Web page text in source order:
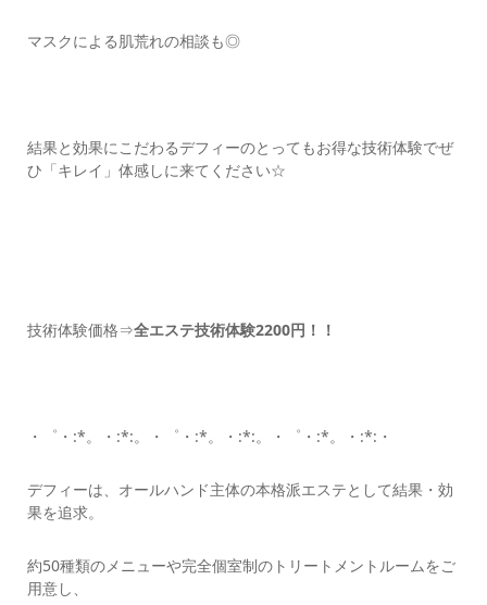
マスクによる肌荒れの相談も◎
結果と効果にこだわるデフィーのとってもお得な技術体験でぜ
ひ「キレイ」体感しに来てください☆
技術体験価格⇒全エステ技術体験2200円！！
・゜・:*。・:*:。・゜・:*。・:*:。・゜・:*。・:*:・
デフィーは、オールハンド主体の本格派エステとして結果・効
果を追求。
約50種類のメニューや完全個室制のトリートメントルームをご
用意し、